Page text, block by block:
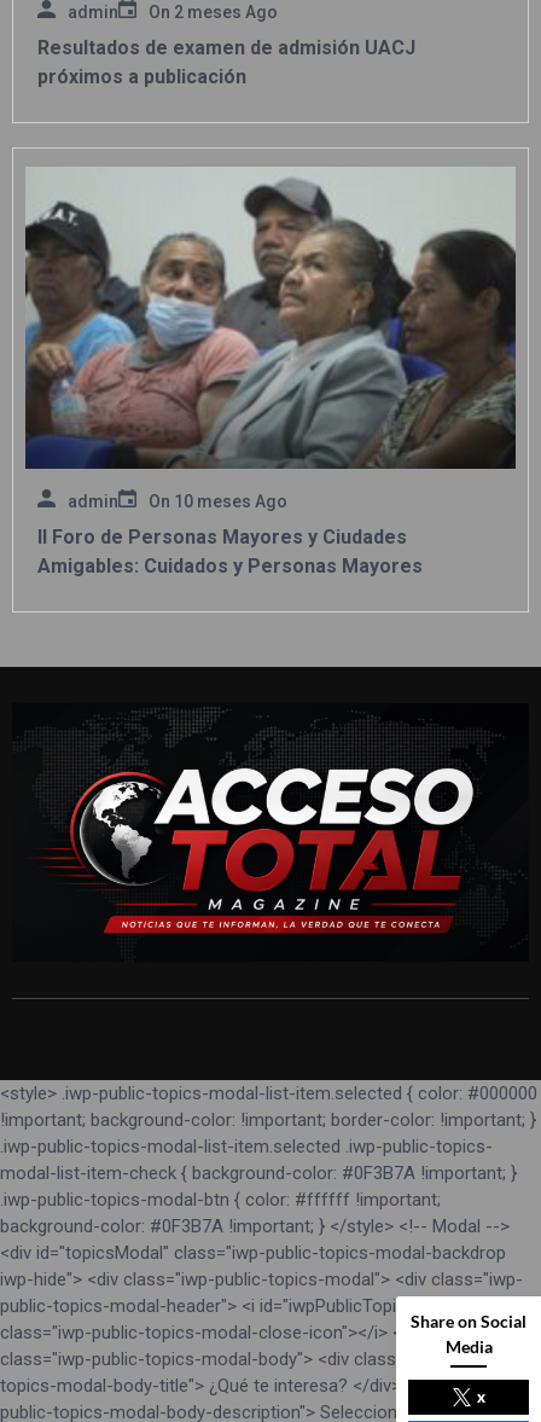
admin On 2 meses Ago
Resultados de examen de admisión UACJ
próximos a publicación
admin On 10 meses Ago
II Foro de Personas Mayores y Ciudades
Amigables: Cuidados y Personas Mayores
Share on Social
Media
x
<style> .iwp-public-topics-modal-list-item.selected { color: #000000
!important; background-color: !important; border-color: !important; }
.iwp-public-topics-modal-list-item.selected .iwp-public-topics-
modal-list-item-check { background-color: #0F3B7A !important; }
.iwp-public-topics-modal-btn { color: #ffffff !important;
background-color: #0F3B7A !important; } </style> <!-- Modal -->
<div id="topicsModal" class="iwp-public-topics-modal-backdrop
iwp-hide"> <div class="iwp-public-topics-modal"> <div class="iwp-
public-topics-modal-header"> <i id="iwpPublicTopicsModalClose"
class="iwp-public-topics-modal-close-icon"></i> </div> <div
class="iwp-public-topics-modal-body"> <div class="iwp-public-
topics-modal-body-title"> ¿Qué te interesa? </div> <div class="iwp-
public-topics-modal-body-description"> Selecciona los <b>temas